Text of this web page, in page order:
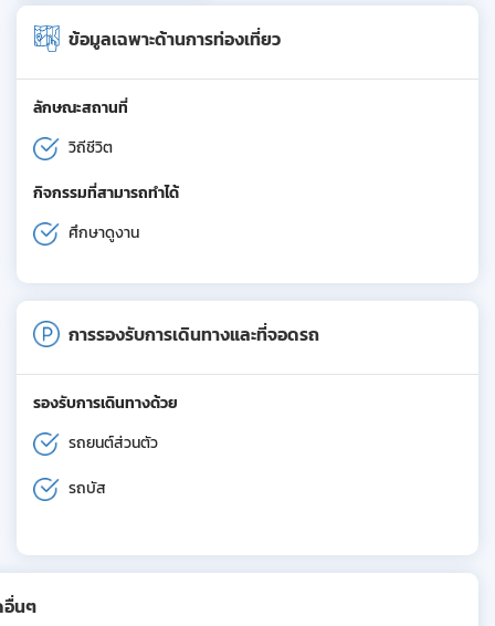
ข้อมูลเฉพาะด้านการท่องเที่ยว
ลักษณะสถานที่
วิถีชีวิต
กิจกรรมที่สามารถทำได้
ศึกษาดูงาน
การรองรับการเดินทางและที่จอดรถ
รองรับการเดินทางด้วย
รถยนต์ส่วนตัว
รถบัส
อื่นๆ